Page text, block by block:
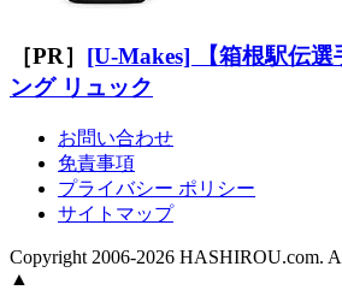
［PR］ [U-Makes] 【箱根駅伝
ング リュック
お問い合わせ
免責事項
プライバシー ポリシー
サイトマップ
Copyright 2006-2026 HASHIROU.com.
▲